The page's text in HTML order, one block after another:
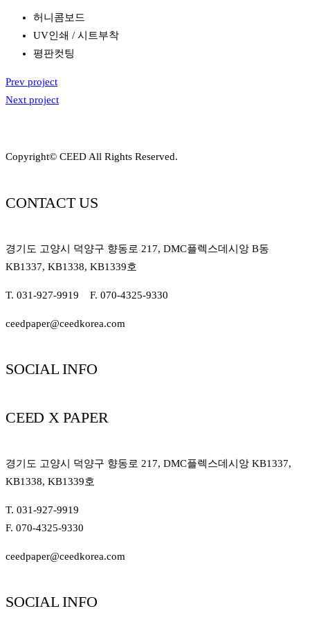
허니콤보드
UV인쇄 / 시트부착
평판컷팅
Prev project
Next project
Copyright© CEED All Rights Reserved.
CONTACT US
경기도 고양시 덕양구 향동로 217, DMC플렉스데시앙 B동
KB1337, KB1338, KB1339호
T. 031-927-9919 F. 070-4325-9330
ceedpaper@ceedkorea.com
SOCIAL INFO
CEED X PAPER
경기도 고양시 덕양구 향동로 217, DMC플렉스데시앙 KB1337,
KB1338, KB1339호
T. 031-927-9919
F. 070-4325-9330
ceedpaper@ceedkorea.com
SOCIAL INFO